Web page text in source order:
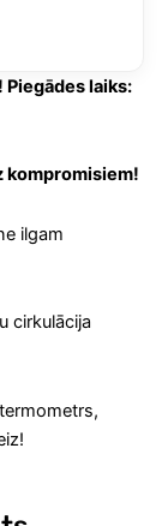
laiks:
kompromisiem!
ilgam
cirkulācija